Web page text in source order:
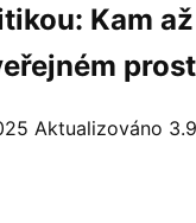
Kam
Aktualizováno